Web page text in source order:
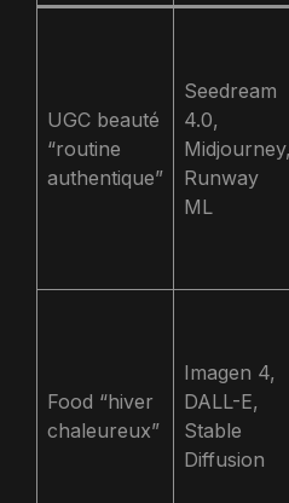
UGC beauté
“routine
authentique”
Seedream
4.0,
Midjourney,
Runway
ML
Food “hiver
chaleureux”
Imagen 4,
DALL-E,
Stable
Diffusion